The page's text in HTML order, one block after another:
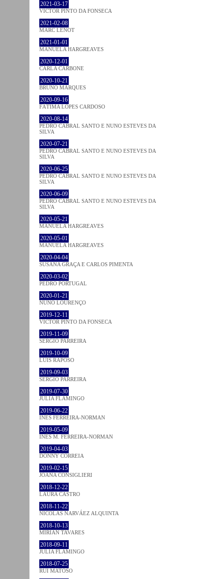
2021-03-17
VICTOR PINTO DA FONSECA
2021-02-08
MARC LENOT
2021-01-01
MANUELA HARGREAVES
2020-12-01
CARLA CARBONE
2020-10-21
BRUNO MARQUES
2020-09-16
FÁTIMA LOPES CARDOSO
2020-08-14
PEDRO CABRAL SANTO E NUNO ESTEVES DA
SILVA
2020-07-21
PEDRO CABRAL SANTO E NUNO ESTEVES DA
SILVA
2020-06-25
PEDRO CABRAL SANTO E NUNO ESTEVES DA
SILVA
2020-06-09
PEDRO CABRAL SANTO E NUNO ESTEVES DA
SILVA
2020-05-21
MANUELA HARGREAVES
2020-05-01
MANUELA HARGREAVES
2020-04-04
SUSANA GRAÇA E CARLOS PIMENTA
2020-03-02
PEDRO PORTUGAL
2020-01-21
NUNO LOURENÇO
2019-12-11
VICTOR PINTO DA FONSECA
2019-11-09
SÉRGIO PARREIRA
2019-10-09
LUÍS RAPOSO
2019-09-03
SÉRGIO PARREIRA
2019-07-30
JULIA FLAMINGO
2019-06-22
INÊS FERREIRA-NORMAN
2019-05-09
INÊS M. FERREIRA-NORMAN
2019-04-03
DONNY CORREIA
2019-02-15
JOANA CONSIGLIERI
2018-12-22
LAURA CASTRO
2018-11-22
NICOLÁS NARVÁEZ ALQUINTA
2018-10-13
MIRIAN TAVARES
2018-09-11
JULIA FLAMINGO
2018-07-25
RUI MATOSO